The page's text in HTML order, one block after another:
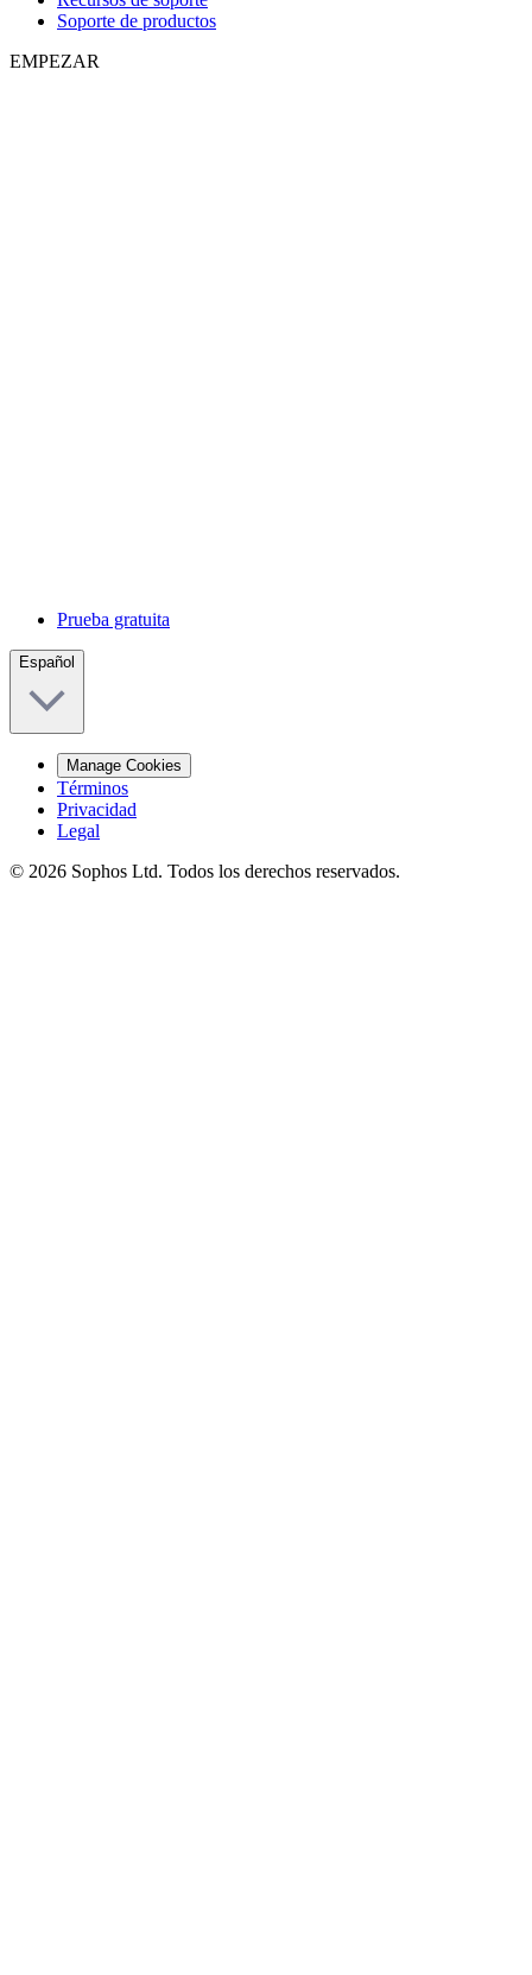
Soporte de productos
EMPEZAR
Prueba gratuita
Español
Manage Cookies
Términos
Privacidad
Legal
© 2026 Sophos Ltd. Todos los derechos reservados.